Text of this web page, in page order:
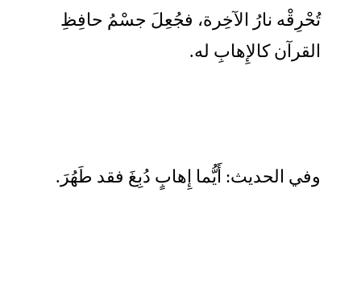
تُحْرِقْه نارُ الآخِرة، فجُعِلَ جسْمُ حافِظِ
القرآن كالإِهابِ له.
وفي الحديث: أَيُّما إِهابٍ دُبِغَ فقد طَهُرَ.